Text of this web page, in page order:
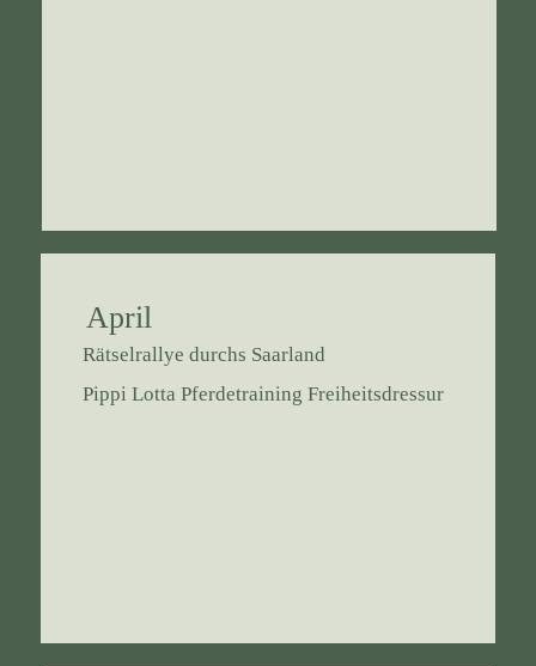
April
Rätselrallye durchs Saarland
Pippi Lotta Pferdetraining Freiheitsdressur